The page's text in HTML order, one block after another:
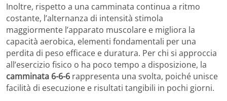
Inoltre, rispetto a una camminata continua a ritmo
costante, l’alternanza di intensità stimola
maggiormente l’apparato muscolare e migliora la
capacità aerobica, elementi fondamentali per una
perdita di peso efficace e duratura. Per chi si approccia
all’esercizio fisico o ha poco tempo a disposizione, la
camminata 6-6-6 rappresenta una svolta, poiché unisce
facilità di esecuzione e risultati tangibili in pochi giorni.